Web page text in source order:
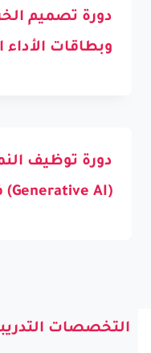
دورة تصميم
وبطاقات الأداء
دورة توظيف
(Generative AI) في تطوير الاستراتيجيات
التخصصات التدريبية